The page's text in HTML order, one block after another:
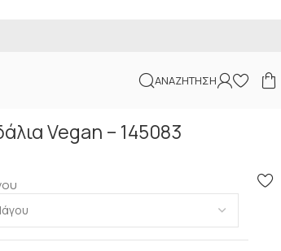
ΑΝΑΖΉΤΗΣΗ
Vegan – 145083